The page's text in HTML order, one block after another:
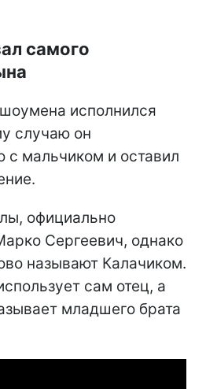
самого
исполнился
случаю он
с мальчиком и оставил
официально
Сергеевич, однако
называют Калачиком.
сам отец, а
младшего брата